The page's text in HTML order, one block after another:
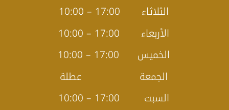
الثلاثاء 17:00 – 10:00
الأربعاء 17:00 – 10:00
الخميس 17:00 – 10:00
الجمعة عطلة
السبت 17:00 – 10:00